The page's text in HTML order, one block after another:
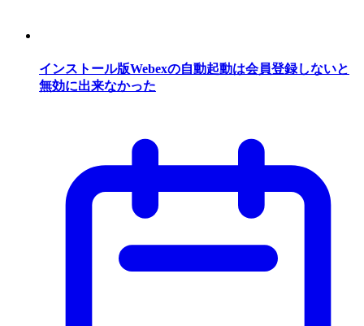
インストール版Webexの自動起動は会員登録しないと
無効に出来なかった